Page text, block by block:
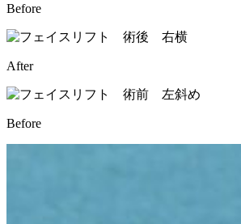
Before
After
Before